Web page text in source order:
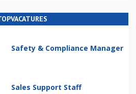
Safety & Compliance Manager
Sales Support Staff